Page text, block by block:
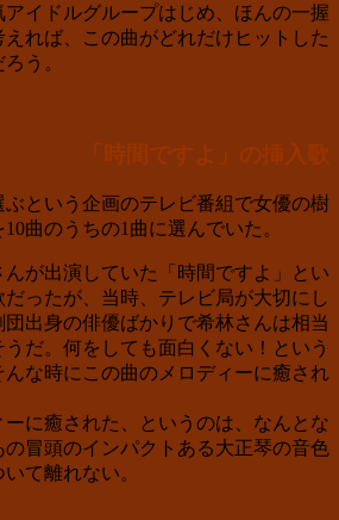
イドルグループはじめ、ほんの一握
れば、この曲がどれだけヒットした
う。
「時間ですよ」の挿入歌
ぶという企画のテレビ番組で女優の樹
曲のうちの1曲に選んでいた。
が出演していた「時間ですよ」とい
ったが、当時、テレビ局が大切にし
出身の俳優ばかりで希林さんは相当
だ。何をしても面白くない！という
な時にこの曲のメロディーに癒され
に癒された、というのは、なんとな
の冒頭のインパクトある大正琴の音色
て離れない。